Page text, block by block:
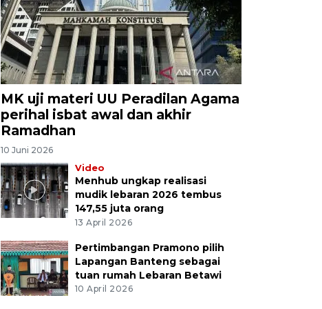
MK uji materi UU Peradilan Agama
perihal isbat awal dan akhir
Ramadhan
10 Juni 2026
Video
Menhub ungkap realisasi
mudik lebaran 2026 tembus
147,55 juta orang
13 April 2026
Pertimbangan Pramono pilih
Lapangan Banteng sebagai
tuan rumah Lebaran Betawi
10 April 2026